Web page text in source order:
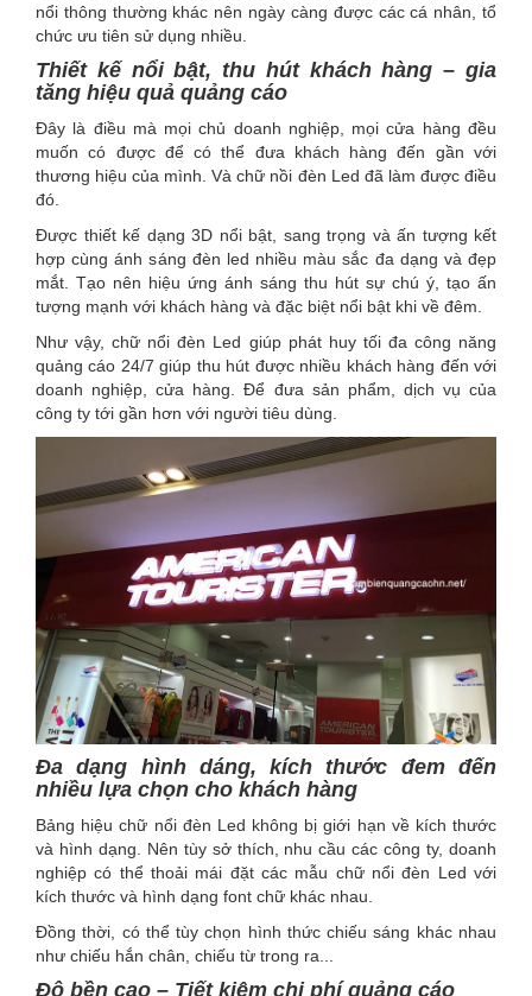
nổi thông thường khác nên ngày càng được các cá nhân, tổ
chức ưu tiên sử dụng nhiều.
Thiết kế nổi bật, thu hút khách hàng – gia
tăng hiệu quả quảng cáo
Đây là điều mà mọi chủ doanh nghiệp, mọi cửa hàng đều
muốn có được để có thể đưa khách hàng đến gần với
thương hiệu của mình. Và chữ nồi đèn Led đã làm được điều
đó.
Được thiết kế dạng 3D nổi bật, sang trọng và ấn tượng kết
hợp cùng ánh sáng đèn led nhiều màu sắc đa dạng và đẹp
mắt. Tạo nên hiệu ứng ánh sáng thu hút sự chú ý, tạo ấn
tượng mạnh với khách hàng và đặc biệt nổi bật khi về đêm.
Như vậy, chữ nổi đèn Led giúp phát huy tối đa công năng
quảng cáo 24/7 giúp thu hút được nhiều khách hàng đến với
doanh nghiệp, cửa hàng. Để đưa sản phẩm, dịch vụ của
công ty tới gần hơn với người tiêu dùng.
Đa dạng hình dáng, kích thước đem đến
nhiều lựa chọn cho khách hàng
Bảng hiệu chữ nổi đèn Led không bị giới hạn về kích thước
và hình dạng. Nên tùy sở thích, nhu cầu các công ty, doanh
nghiệp có thể thoải mái đặt các mẫu chữ nổi đèn Led với
kích thước và hình dạng font chữ khác nhau.
Đồng thời, có thể tùy chọn hình thức chiếu sáng khác nhau
như chiếu hắn chân, chiếu từ trong ra...
Độ bền cao – Tiết kiệm chi phí quảng cáo